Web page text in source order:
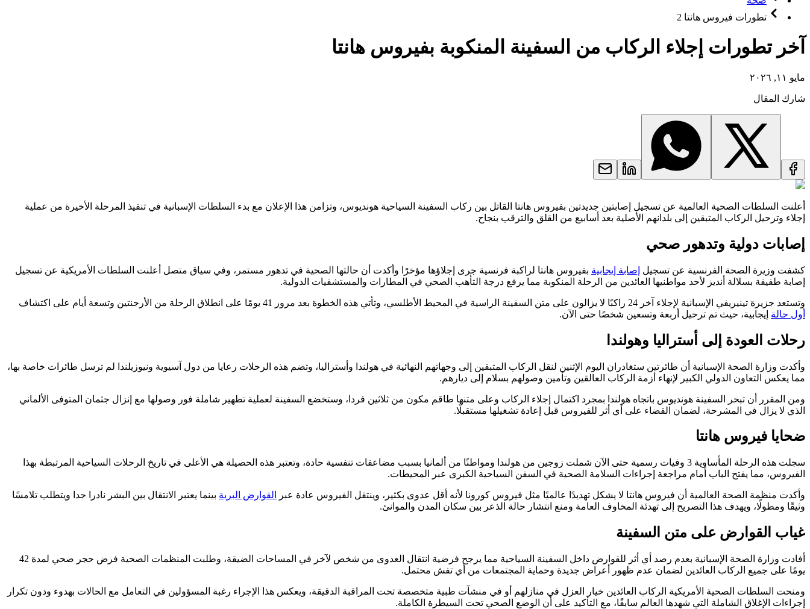
تطورات فيروس هانتا 2
آخر تطورات إجلاء الركاب من السفينة المنكوبة بفيروس هانتا
مايو ١١, ٢٠٢٦
شارك المقال
أعلنت السلطات الصحية العالمية عن تسجيل إصابتين جديدتين بفيروس هانتا القاتل بين ركاب السفينة السياحية هونديوس، وتزامن هذا الإعلان مع بدء السلطات الإسبانية في تنفيذ المرحلة الأخيرة من عملية
إجلاء وترحيل الركاب المتبقين إلى بلدانهم الأصلية بعد أسابيع من القلق والترقب بنجاح.
إصابات دولية وتدهور صحي
كشفت وزيرة الصحة الفرنسية عن تسجيل إصابة إيجابية بفيروس هانتا لراكبة فرنسية جرى إجلاؤها مؤخرًا وأكدت أن حالتها الصحية في تدهور مستمر، وفي سياق متصل أعلنت السلطات الأمريكية عن تسجيل
إصابة طفيفة بسلالة أنديز لأحد مواطنيها العائدين من الرحلة المنكوبة مما يرفع درجة التأهب الصحي في المطارات والمستشفيات الدولية.
وتستعد جزيرة تينيريفي الإسبانية لإجلاء آخر 24 راكبًا لا يزالون على متن السفينة الراسية في المحيط الأطلسي، وتأتي هذه الخطوة بعد مرور 41 يومًا على انطلاق الرحلة من الأرجنتين وتسعة أيام على اكتشاف
أول حالة إيجابية، حيث تم ترحيل أربعة وتسعين شخصًا حتى الآن.
رحلات العودة إلى أستراليا وهولندا
وأكدت وزارة الصحة الإسبانية أن طائرتين ستغادران اليوم الإثنين لنقل الركاب المتبقين إلى وجهاتهم النهائية في هولندا وأستراليا، وتضم هذه الرحلات رعايا من دول آسيوية ونيوزيلندا لم ترسل طائرات خاصة بها،
مما يعكس التعاون الدولي الكبير لإنهاء أزمة الركاب العالقين وتأمين وصولهم بسلام إلى ديارهم.
ومن المقرر أن تبحر السفينة هونديوس باتجاه هولندا بمجرد اكتمال إجلاء الركاب وعلى متنها طاقم مكون من ثلاثين فردا، وستخضع السفينة لعملية تطهير شاملة فور وصولها مع إنزال جثمان المتوفى الألماني
الذي لا يزال في المشرحة، لضمان القضاء على أي أثر للفيروس قبل إعادة تشغيلها مستقبلًا.
ضحايا فيروس هانتا
سجلت هذه الرحلة المأساوية 3 وفيات رسمية حتى الآن شملت زوجين من هولندا ومواطنًا من ألمانيا بسبب مضاعفات تنفسية حادة، وتعتبر هذه الحصيلة هي الأعلى في تاريخ الرحلات السياحية المرتبطة بهذا
الفيروس، مما يفتح الباب أمام مراجعة إجراءات السلامة الصحية في السفن السياحية الكبرى عبر المحيطات.
وأكدت منظمة الصحة العالمية أن فيروس هانتا لا يشكل تهديدًا عالميًا مثل فيروس كورونا لأنه أقل عدوى بكثير، وينتقل الفيروس عادة عبر القوارض البرية بينما يعتبر الانتقال بين البشر نادرا جدا ويتطلب تلامسًا
وثيقًا ومطولًا، ويهدف هذا التصريح إلى تهدئة المخاوف العامة ومنع انتشار حالة الذعر بين سكان المدن والموانئ.
غياب القوارض على متن السفينة
أفادت وزارة الصحة الإسبانية بعدم رصد أي أثر للقوارض داخل السفينة السياحية مما يرجح فرضية انتقال العدوى من شخص لآخر في المساحات الضيقة، وطلبت المنظمات الصحية فرض حجر صحي لمدة 42
يومًا على جميع الركاب العائدين لضمان عدم ظهور أعراض جديدة وحماية المجتمعات من أي تفش محتمل.
ومنحت السلطات الصحية الأمريكية الركاب العائدين خيار العزل في منازلهم أو في منشآت طبية متخصصة تحت المراقبة الدقيقة، ويعكس هذا الإجراء رغبة المسؤولين في التعامل مع الحالات بهدوء ودون تكرار
إجراءات الإغلاق الشاملة التي شهدها العالم سابقًا، مع التأكيد على أن الوضع الصحي تحت السيطرة الكاملة.